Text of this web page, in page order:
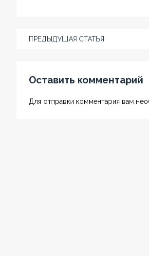
ПРЕДЫДУЩАЯ СТАТЬЯ
Оставить комментарий
Для отправки комментария вам